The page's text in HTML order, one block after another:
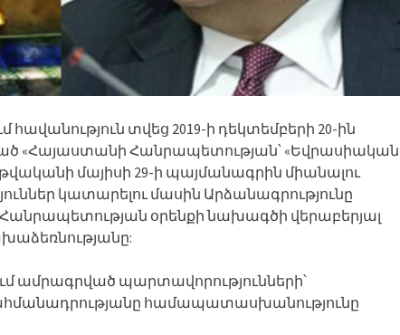
տվեց 2019-ի դեկտեմբերի 20-ին
«Հայաստանի Հանրապետության՝ «Եվրասիական
մայիսի 29-ի պայմանագրին միանալու
կատարելու մասին Արձանագրությունը
օրենքի նախագծի վերաբերյալ
ամրագրված պարտավորությունների՝
համապատասխանությունը